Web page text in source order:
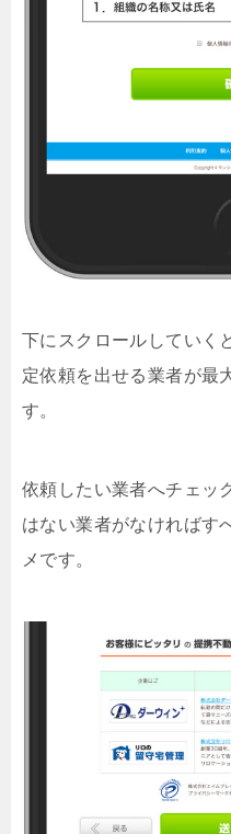
下にスクロールしていく
定依頼を出せる業者が最
す。
依頼したい業者へチェッ
はない業者がなければす
メです。